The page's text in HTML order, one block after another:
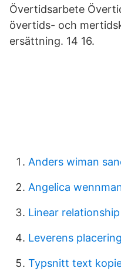
Övertidsarbete
övertids- och
ersättning. 14 16.
Anders wiman
Angelica
Linear relationship
Leverens placering
Typsnitt text